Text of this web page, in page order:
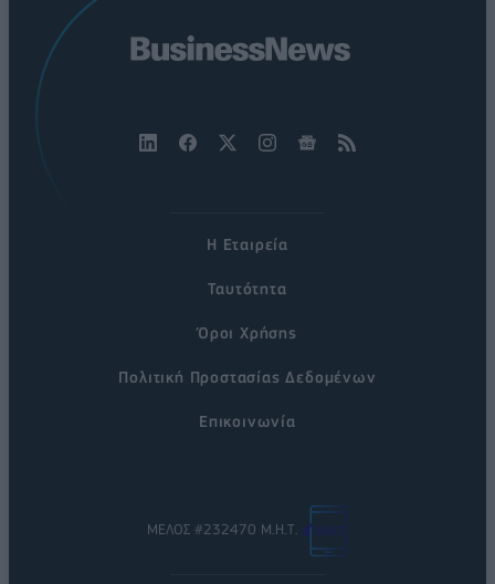
Η Εταιρεία
Ταυτότητα
Όροι Χρήσης
Πολιτική Προστασίας Δεδομένων
Επικοινωνία
ΜΕΛΟΣ #232470 Μ.Η.Τ.